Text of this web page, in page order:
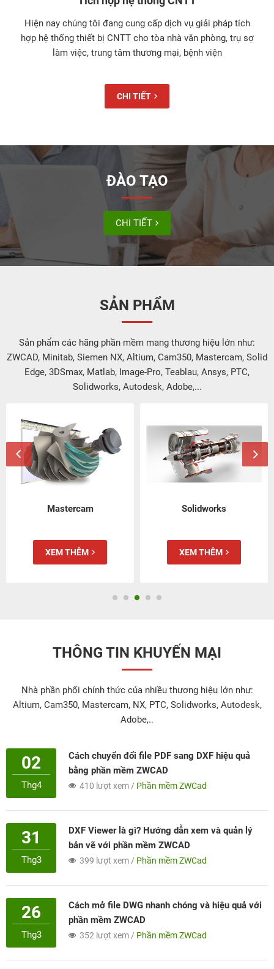
Hiện nay chúng tôi đang cung cấp dịch vụ giải pháp tích
hợp hệ thống thiết bị CNTT cho tòa nhà văn phòng, trụ sợ
làm việc, trung tâm thương mại, bệnh viện
CHI TIẾT
ĐÀO TẠO
CHI TIẾT
SẢN PHẨM
Sản phẩm các hãng phần mềm mang thương hiệu lớn như:
ZWCAD, Minitab, Siemen NX, Altium, Cam350, Mastercam, Solid
Edge, 3DSmax, Matlab, Image-Pro, Teablau, Ansys, PTC,
Solidworks, Autodesk, Adobe,...
Mastercam
XEM THÊM
Solidworks
XEM THÊM
THÔNG TIN KHUYẾN MẠI
Nhà phần phối chính thức của nhiều thương hiệu lớn như:
Altium, Cam350, Mastercam, NX, PTC, Solidworks, Autodesk,
Adobe,..
02
Thg4
Cách chuyển đổi file PDF sang DXF hiệu quả
bằng phần mềm ZWCAD
410 lượt xem / Phần mềm ZWCad
31
Thg3
DXF Viewer là gì? Hướng dẫn xem và quản lý
bản vẽ với phần mềm ZWCAD
399 lượt xem / Phần mềm ZWCad
26
Thg3
Cách mở file DWG nhanh chóng và hiệu quả với
phần mềm ZWCAD
352 lượt xem / Phần mềm ZWCad